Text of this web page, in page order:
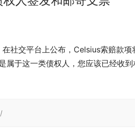
社交平台上公布，Celsius索赔款项
属于这一类债权人，您应该已经收到